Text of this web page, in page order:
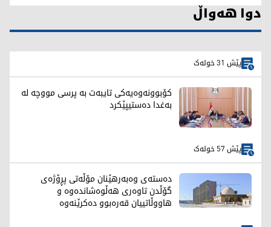
دوا هەواڵ
پێش 31 خولەک
کۆبوونەوەیەکی تایبەت بە پرسی مووچە لە
بەغدا دەستیپێکرد
پێش 57 خولەک
دەستەی وەبەرهێنان مۆڵەتی پڕۆژەی
گۆڵدن تاوەری هەڵوەشاندەوە و
هاووڵاتییان قەرەبوو دەکرێنەوە